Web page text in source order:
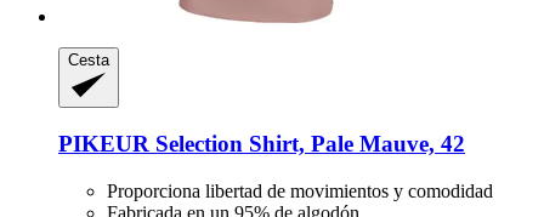
Cesta
PIKEUR Selection Shirt, Pale Mauve, 42
Proporciona libertad de movimientos y comodidad
Fabricada en un 95% de algodón